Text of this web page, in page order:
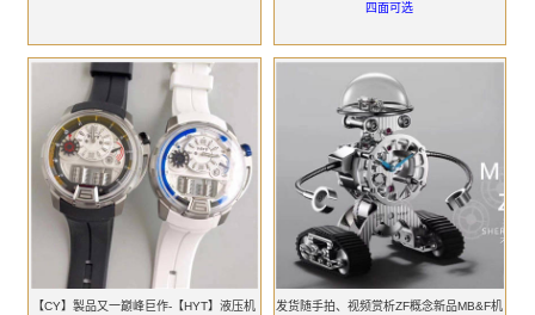
四面可选
【CY】製品又一巅峰巨作-【HYT】液压机
发货随手拍、视频赏析ZF概念新品MB&F机